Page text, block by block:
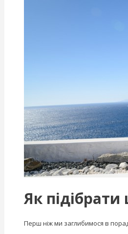
Як
Перш ніж ми заглибимося в